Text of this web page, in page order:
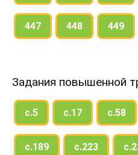
447 448 449
Задания повышенной
с.5 с.17 с.58
с.189 с.223